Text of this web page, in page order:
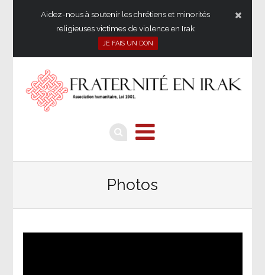
Aidez-nous à soutenir les chrétiens et minorités
religieuses victimes de violence en Irak
JE FAIS UN DON
Photos